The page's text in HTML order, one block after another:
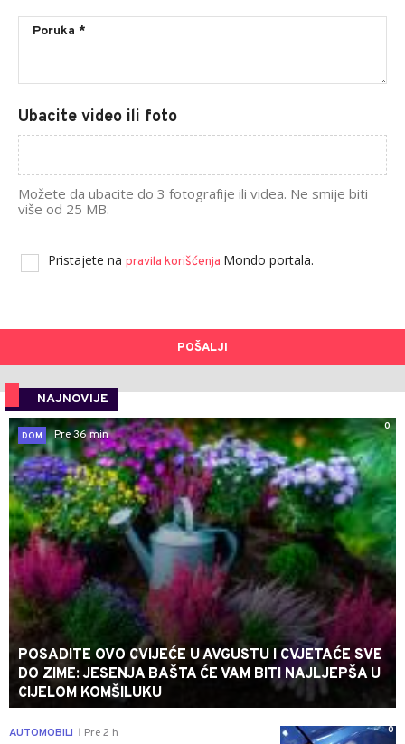
Ubacite video ili foto
Možete da ubacite do 3 fotografije ili videa. Ne smije biti
više od 25 MB.
Pristajete na pravila korišćenja Mondo portala.
POŠALJI
NAJNOVIJE
0
DOM
Pre 36 min
POSADITE OVO CVIJEĆE U AVGUSTU I CVJETAĆE SVE
DO ZIME: JESENJA BAŠTA ĆE VAM BITI NAJLJEPŠA U
CIJELOM KOMŠILUKU
0
AUTOMOBILI Pre 2 h